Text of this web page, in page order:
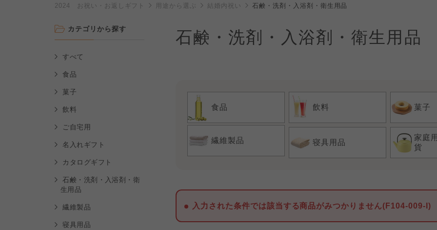
2024 お祝い・お返しギフト 用途から選ぶ 結婚内祝い 石鹸・洗剤・入浴剤・衛生用品
カテゴリから探す
すべて
食品
菓子
飲料
ご自宅用
名入れギフト
カタログギフト
石鹸・洗剤・入浴剤・衛
生用品
繊維製品
寝具用品
石鹸・洗剤・入浴剤・衛生用品
食品 飲料 菓子
繊維製品 寝具用品
家庭
貨
入力された条件では該当する商品がみつかりません(F104-009-I)